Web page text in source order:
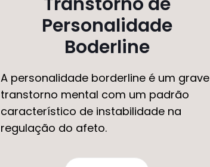
Personalidade
Boderline
A personalidade borderline é um grave
transtorno mental com um padrão
característico de instabilidade na
regulação do afeto.